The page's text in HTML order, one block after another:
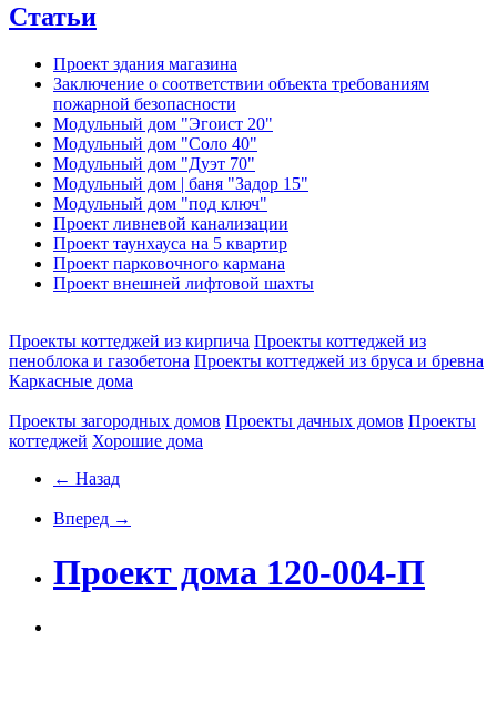
Статьи
Проект здания магазина
Заключение о соответствии объекта требованиям
пожарной безопасности
Модульный дом "Эгоист 20"
Модульный дом "Соло 40"
Модульный дом "Дуэт 70"
Модульный дом | баня "Задор 15"
Модульный дом "под ключ"
Проект ливневой канализации
Проект таунхауса на 5 квартир
Проект парковочного кармана
Проект внешней лифтовой шахты
Проекты коттеджей из кирпича Проекты коттеджей из
пеноблока и газобетона Проекты коттеджей из бруса и бревна
Каркасные дома
Проекты загородных домов Проекты дачных домов Проекты
коттеджей Хорошие дома
← Назад
Вперед →
Проект дома 120-004-П